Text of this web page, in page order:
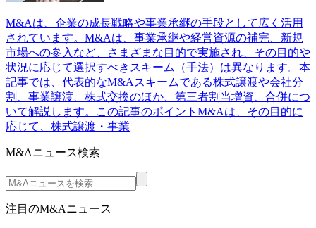
M&Aは、企業の成長戦略や事業承継の手段として広く活用
されています。M&Aは、事業承継や経営資源の補完、新規
市場への参入など、さまざまな目的で実施され、その目的や
状況に応じて選択すべきスキーム（手法）は異なります。本
記事では、代表的なM&Aスキームである株式譲渡や会社分
割、事業譲渡、株式交換のほか、第三者割当増資、合併につ
いて解説します。この記事のポイントM&Aは、その目的に
応じて、株式譲渡・事業
M&Aニュース検索
注目のM&Aニュース